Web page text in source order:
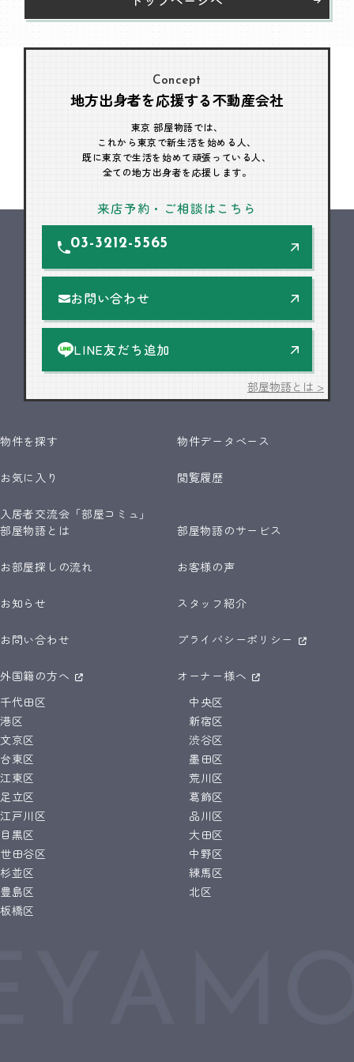
Concept
地方出身者を応援する不動産会社
東京 部屋物語では、
これから東京で新生活を始める人、
既に東京で生活を始めて頑張っている人、
全ての地方出身者を応援します。
来店予約・ご相談はこちら
03-3212-5565
お問い合わせ
LINE友だち追加
部屋物語とは >
物件を探す 物件データベース
お気に入り 閲覧履歴
入居者交流会「部屋コミュ」
部屋物語とは
部屋物語のサービス
お部屋探しの流れ お客様の声
お知らせ スタッフ紹介
お問い合わせ プライバシーポリシー
外国籍の方へ
オーナー様へ
千代田区
中央区
港区
新宿区
文京区
渋谷区
台東区
墨田区
江東区
荒川区
足立区
葛飾区
江戸川区
品川区
目黒区
大田区
世田谷区
中野区
杉並区
練馬区
豊島区
北区
板橋区